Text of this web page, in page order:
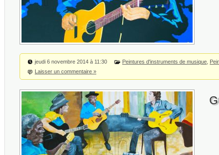
jeudi 6 novembre 2014 à 11:30 Peintures d'instruments de musique
Laisser un commentaire »